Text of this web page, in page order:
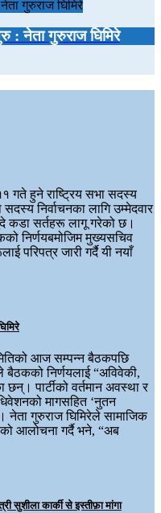
: नेता गुरुराज घिमिरे
गते हुने राष्ट्रिय सभा सदस्य
निर्वाचनका लागि उम्मेदवार
कडा सर्तहरू लागू गरेको छ।
निर्णयबमोजिम मुख्यसचिव
परिपत्र जारी गर्दै यी नयाँ
आज सम्पन्न बैठकपछि
बैठकको निर्णयलाई “अविवेकी,
पार्टीको वर्तमान अवस्था र
मागसहित ‘नुतन
नेता गुरुराज घिमिरेले सामाजिक
आलोचना गर्दै भने, “अब
सुशीला कार्की से इस्तीफ़ा मांगा